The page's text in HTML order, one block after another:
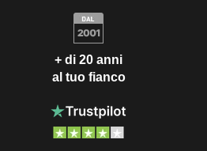
+ di 20 anni
al tuo fianco